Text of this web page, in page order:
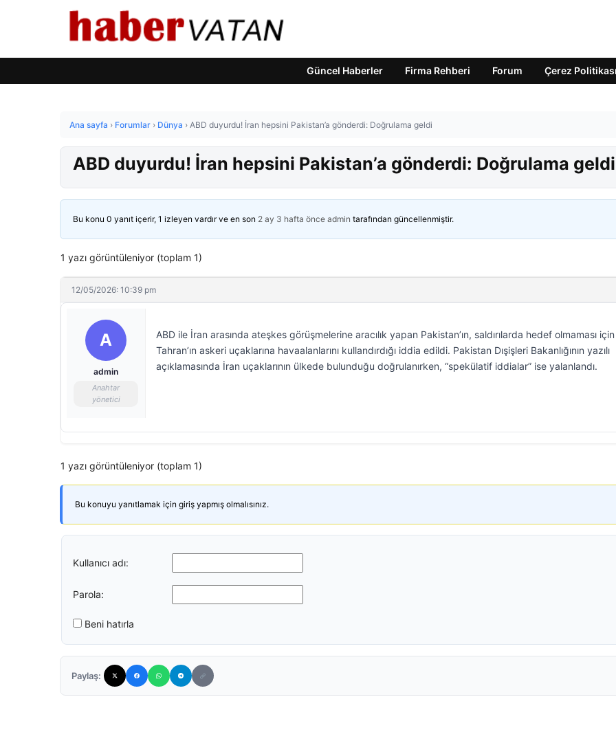
Güncel Haberler Firma Rehberi Forum Çerez Politikası
Ana sayfa › Forumlar › Dünya › ABD duyurdu! İran hepsini Pakistan’a gönderdi: Doğrulama geldi
ABD duyurdu! İran hepsini Pakistan’a gönderdi: Doğrulama geldi
Bu konu 0 yanıt içerir, 1 izleyen vardır ve en son 2 ay 3 hafta önce admin tarafından güncellenmiştir.
1 yazı görüntüleniyor (toplam 1)
12/05/2026: 10:39 pm
A
admin
Anahtar
yönetici
ABD ile İran arasında ateşkes görüşmelerine aracılık yapan Pakistan’ın, saldırılarda hedef olmaması için
Tahran’ın askeri uçaklarına havaalanlarını kullandırdığı iddia edildi. Pakistan Dışişleri Bakanlığının yazılı
açıklamasında İran uçaklarının ülkede bulunduğu doğrulanırken, “spekülatif iddialar” ise yalanlandı.
1 yazı görüntüleniyor (toplam 1)
Bu konuyu yanıtlamak için giriş yapmış olmalısınız.
Kullanıcı adı:
Parola:
Beni hatırla
Paylaş: